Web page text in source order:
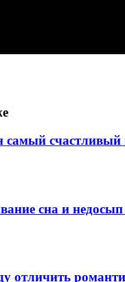
самый счастливый
сна и
отличить